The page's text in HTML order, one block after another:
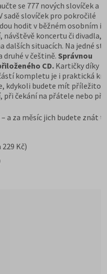
se 777 nových slovíček a
sadě slovíček pro pokročilé
hodit v běžném osobním i
koncertu či divadla,
dalších situacích. Na jedné
v češtině. Správnou
CD. Kartičky díky
kompletu je i praktická
kdykoli budete mít
při čekání na přátele nebo při
a za měsíc jich budete znát
Kč)